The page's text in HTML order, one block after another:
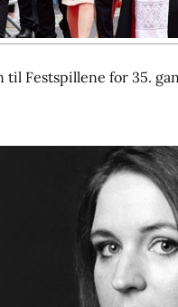
til Festspillene for 35.